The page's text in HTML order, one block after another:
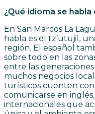
¿Qué idioma se habla
En San Marcos La
habla es el tz’utujil,
región. El español
sobre todo en las
entre las
muchos negocios
turísticos cuenten
comunicarse en
internacionales que